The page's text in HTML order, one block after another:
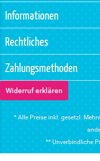
Informationen
Rechtliches
Zahlungsmethoden
Widerruf erklären
* Alle Preise inkl. gesetzl.
** Unverbindliche